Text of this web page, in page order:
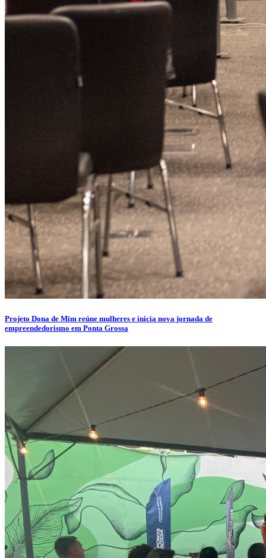
Projeto Dona de Mim reúne mulheres e inicia nova jornada de
empreendedorismo em Ponta Grossa